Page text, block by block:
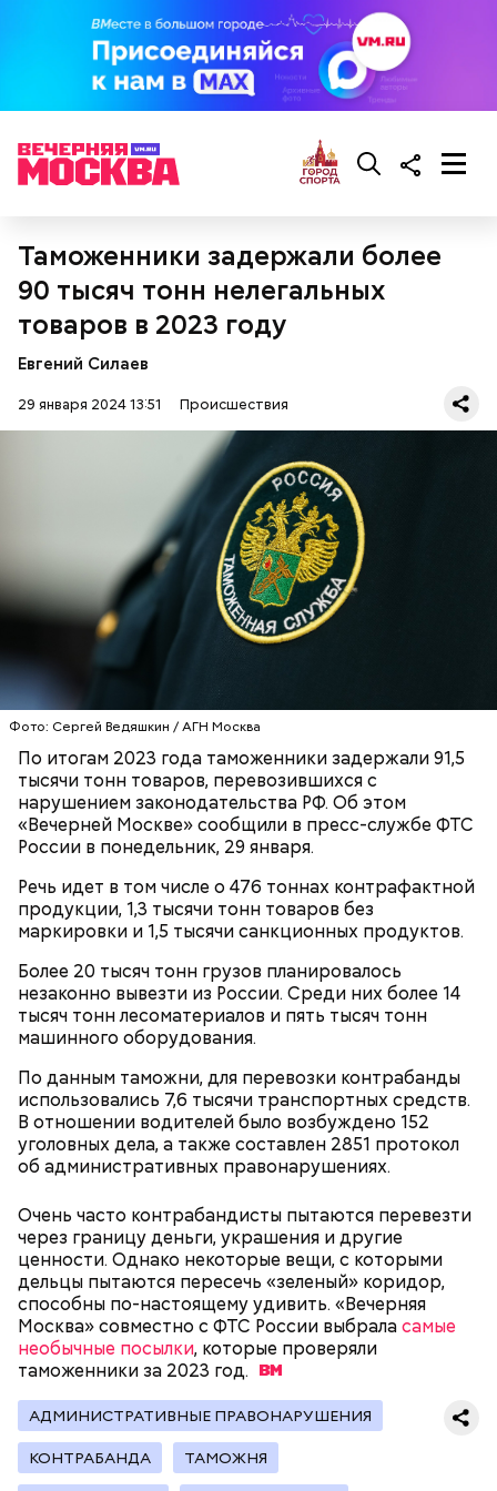
Таможенники задержали более
90 тысяч тонн нелегальных
товаров в 2023 году
Евгений Силаев
29 января 2024 13:51 Происшествия
Фото: Сергей Ведяшкин / АГН Москва
По итогам 2023 года таможенники задержали 91,5
тысячи тонн товаров, перевозившихся с
нарушением законодательства РФ. Об этом
«Вечерней Москве» сообщили в пресс-службе ФТС
России в понедельник, 29 января.
Речь идет в том числе о 476 тоннах контрафактной
продукции, 1,3 тысячи тонн товаров без
маркировки и 1,5 тысячи санкционных продуктов.
Более 20 тысяч тонн грузов планировалось
незаконно вывезти из России. Среди них более 14
тысяч тонн лесоматериалов и пять тысяч тонн
машинного оборудования.
По данным таможни, для перевозки контрабанды
использовались 7,6 тысячи транспортных средств.
В отношении водителей было возбуждено 152
уголовных дела, а также составлен 2851 протокол
об административных правонарушениях.
Очень часто контрабандисты пытаются перевезти
через границу деньги, украшения и другие
ценности. Однако некоторые вещи, с которыми
дельцы пытаются пересечь «зеленый» коридор,
способны по-настоящему удивить. «Вечерняя
Москва» совместно с ФТС России выбраласамые
необычные посылки, которые проверяли
таможенники за 2023 год.
АДМИНИСТРАТИВНЫЕ ПРАВОНАРУШЕНИЯ
КОНТРАБАНДА ТАМОЖНЯ
К 2023 году число несовершеннолетних детей,
воспитываемых в семье подозреваемой, достигло
15, самый младший из которых появился на свет в
2019 году. В частности, трое малышей родились в
2012 году. Кроме того, двумя годами позже
женщина рассказала в социальных сетях про
ребенка, которого она забрала из подмосковного
детского дома.
Оценила малыша в тысячу
долларов: как мать попыталась
продать младенца в Москве
Анонимный источник «Вечерней Москвы»
подчеркнул, что у Логиновой было несколько
квартир, а также у нее была возможность
оплачивать услуги няни.
— Все дети содержались в нормальных условиях.
При этом женщина часто уезжала из дома и
занималась своими делами. С детьми неотлучно
находится няня, — сообщил собеседник «ВМ».
Примечательно и то, что 12 детей, которые
находились на иждивении у подозреваемой,
Шестеро жительниц Кабардино-
Балкарии продавали
несовершеннолетних в секс-
рабство в Бахрейн
Трамп, Путин и Жириновский: о
чем говорится в новых файлах по
делу Эпштейна
— Сначала нам предложили поджигать релейные
шкафы. Позже нам предложили заказное убийство
Маргариты Симоньян и Ксении Собчак, — сообщил
он.
СБУ предложила вознаграждение в размере 1,5
В ходе допроса задержанный заявил, что сам
занимался поисками места жительства Маргариты
Симоньян, за что СБУ вознаградила его денежной
суммой. Когда лидер «Параграфа-88» пришел на
место, где его куратор оставил деньги и автомат
Калашникова для реализации покушения, его уже
ждали российские спецслужбы.
После того как глава группировки был пойман,
«Параграф-88» объявил о самороспуске, сообщили